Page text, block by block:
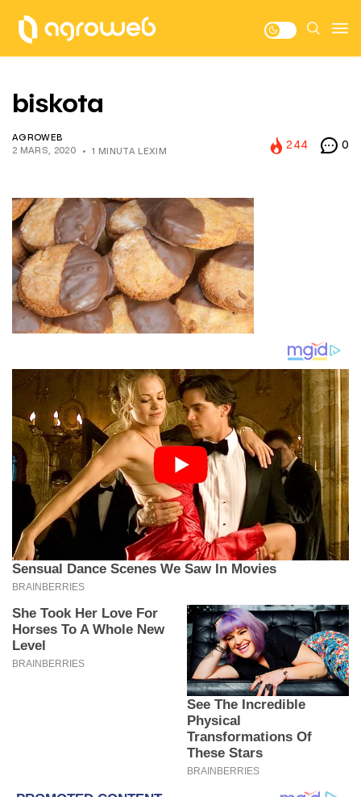
biskota
AGROWEB
2 MARS, 2020
1 MINUTA LEXIM
244 0